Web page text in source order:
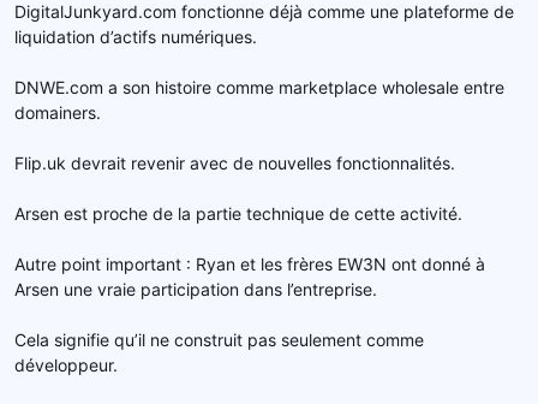
DigitalJunkyard.com fonctionne déjà comme une plateforme de
liquidation d’actifs numériques.
DNWE.com a son histoire comme marketplace wholesale entre
domainers.
Flip.uk devrait revenir avec de nouvelles fonctionnalités.
Arsen est proche de la partie technique de cette activité.
Autre point important : Ryan et les frères EW3N ont donné à
Arsen une vraie participation dans l’entreprise.
Cela signifie qu’il ne construit pas seulement comme
développeur.